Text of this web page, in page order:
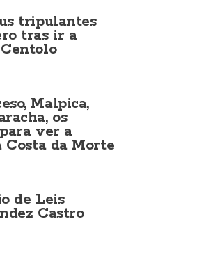
tripulantes
tras ir a
Malpica,
os
ver a
da Morte
de Leis
Castro